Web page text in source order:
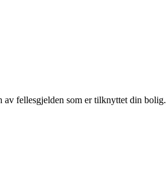
av fellesgjelden som er tilknyttet din bolig.